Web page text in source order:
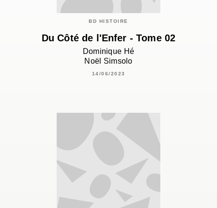
BD HISTOIRE
Du Côté de l'Enfer - Tome 02
Dominique Hé
Noël Simsolo
14/06/2023